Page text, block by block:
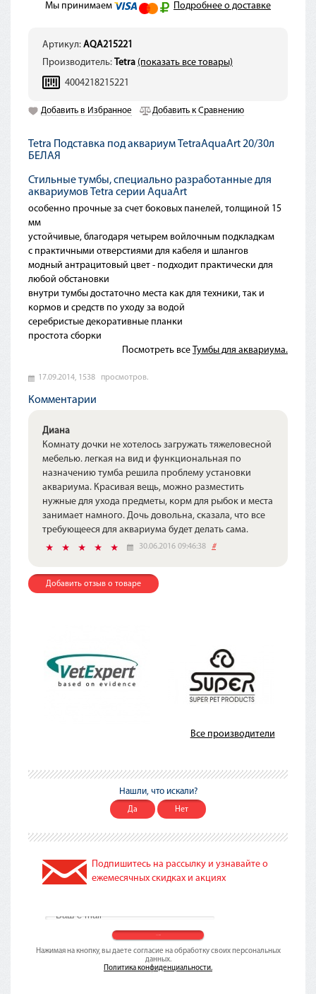
Мы принимаем Подробнее о доставке
Артикул: AQA215221
Производитель: Tetra (показать все товары)
4004218215221
Добавить в Избранное Добавить к Сравнению
Tetra Подставка под аквариум TetraAquaArt 20/30л
БЕЛАЯ
Стильные тумбы, специально разработанные для
аквариумов Tetra серии AquaArt
особенно прочные за счет боковых панелей, толщиной 15
мм
устойчивые, благодаря четырем войлочным подкладкам
с практичными отверстиями для кабеля и шлангов
модный антрацитовый цвет - подходит практически для
любой обстановки
внутри тумбы достаточно места как для техники, так и
кормов и средств по уходу за водой
серебристые декоративные планки
простота сборки
Посмотреть все Тумбы для аквариума.
17.09.2014, 1538 просмотров.
Комментарии
Диана
Комнату дочки не хотелось загружать тяжеловесной
мебелью. легкая на вид и функциональная по
назначению тумба решила проблему установки
аквариума. Красивая вещь, можно разместить
нужные для ухода предметы, корм для рыбок и места
занимает намного. Дочь довольна, сказала, что все
требующееся для аквариума будет делать сама.
30.06.2016 09:46:38 #
Добавить отзыв о товаре
Все производители
Нашли, что искали?
Да Нет
Подпишитесь на рассылку и узнавайте о
ежемесячных скидках и акциях
Нажимая на кнопку, вы даете согласие на обработку своих персональных
данных.
Политика конфиденциальности.